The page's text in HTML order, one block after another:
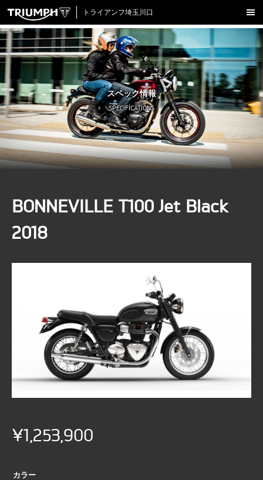
トライアンフ埼玉川口
試乗車一覧
認定中古車
アクセサリー
クロージング
アップデート
店舗情報
スペック情報
SPECIFICATIONS
BONNEVILLE T100 Jet Black
2018
¥1,253,900
カラー